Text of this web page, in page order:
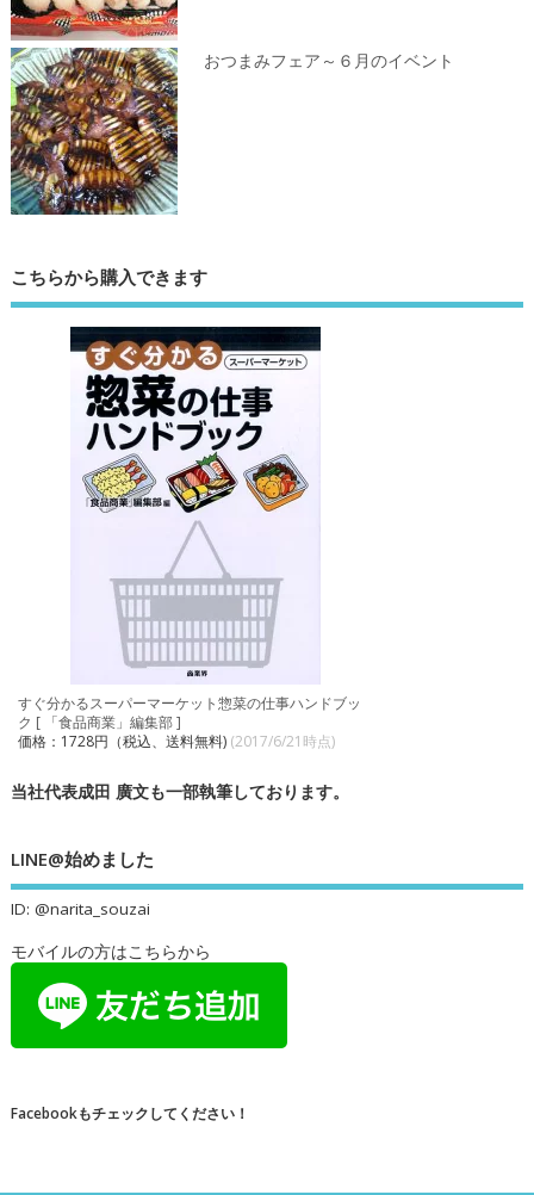
おつまみフェア～６月のイベント
こちらから購入できます
すぐ分かるスーパーマーケット惣菜の仕事ハンドブッ
ク [ 「食品商業」編集部 ]
価格：1728円（税込、送料無料) (2017/6/21時点)
当社代表成田 廣文も一部執筆しております。
LINE@始めました
ID: @narita_souzai
モバイルの方はこちらから
Facebookもチェックしてください！